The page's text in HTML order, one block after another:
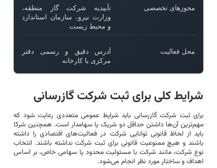
مجوزهای تخصصی
تأییدیه شرکت گاز منطقه،
وزارت نیرو، سازمان استاندارد
و محیط زیست
محل فعالیت
آدرس دقیق و رسمی دفتر
مرکزی یا کارخانه
شرایط کلی برای ثبت شرکت گازرسانی
برای ثبت شرکت گازرسانی باید شرایط عمومی متعددی رعایت شود که
مهم‌ترین آن‌ها داشتن حداقل دو شریک یا سهامدار است. همچنین شرکا
باید از لحاظ قانونی توانایی شرکت در فعالیت‌های اقتصادی را داشته
باشند و هیچ ممنوعیت قانونی برای ثبت شرکت نداشته باشند. انتخاب
نوع شرکت، مانند شرکت با مسئولیت محدود یا سهامی خاص، بر اساس
اهداف و ساختار مورد نظر انجام می‌شود.